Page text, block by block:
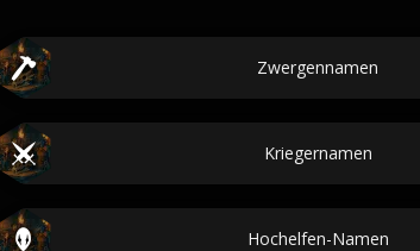
Zwergennamen
Kriegernamen
Hochelfen-Namen